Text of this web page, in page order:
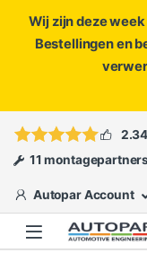
Wij zijn deze
Bestellingen en
11
Autopar Account